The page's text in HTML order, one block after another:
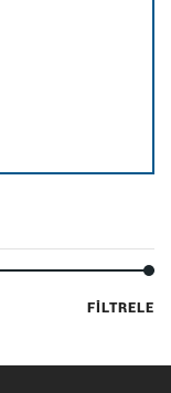
En
En
FILTRELE